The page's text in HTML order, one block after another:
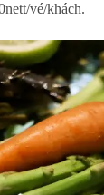
vé/khách.